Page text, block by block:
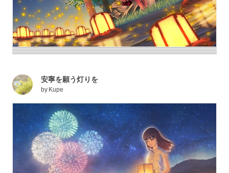
安寧を願う灯りを
by Kupe